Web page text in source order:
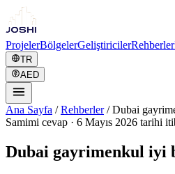
ProjelerBölgelerGeliştiricilerRehberler
TR
AED
Ana Sayfa / Rehberler/Dubai
Samimi cevap · 6 Mayıs 2026 tarihi
Dubai gayrimenkul iyi